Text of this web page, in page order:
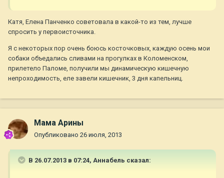
Катя, Елена Панченко советовала в какой-то из тем, лучше
спросить у первоисточника.
Я с некоторых пор очень боюсь косточковых, каждую осень мои
собаки объедались сливами на прогулках в Коломенском,
прилетело Паломе, получили мы динамическую кишечную
непроходимость, еле завели кишечник, 3 дня капельниц.
Мама Арины
Опубликовано 26 июля, 2013
В 26.07.2013 в 07:24, Aннaбель сказал: